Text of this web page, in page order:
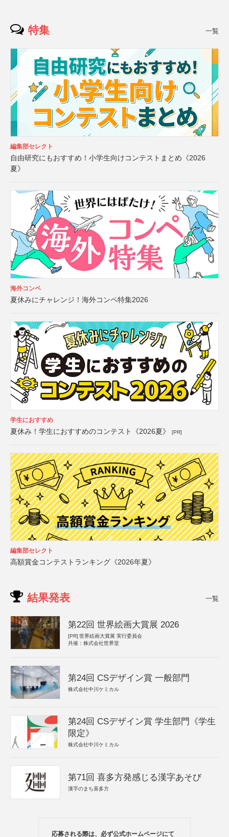
特集 一覧
編集部セレクト
自由研究にもおすすめ！小学生向けコンテストまとめ《2026
夏》
海外コンペ
夏休みにチャレンジ！海外コンペ特集2026
学生におすすめ
夏休み！学生におすすめのコンテスト《2026夏》 [PR]
編集部セレクト
高額賞金コンテストランキング《2026年夏》
結果発表 一覧
第22回 世界絵画大賞展 2026
[PR] 世界絵画大賞展 実行委員会
共催：株式会社世界堂
第24回 CSデザイン賞 一般部門
株式会社中川ケミカル
第24回 CSデザイン賞 学生部門《学生
限定》
株式会社中川ケミカル
第71回 喜多方発感じる漢字あそび
漢字のまち喜多方
応募される際は、必ず公式ホームページにて